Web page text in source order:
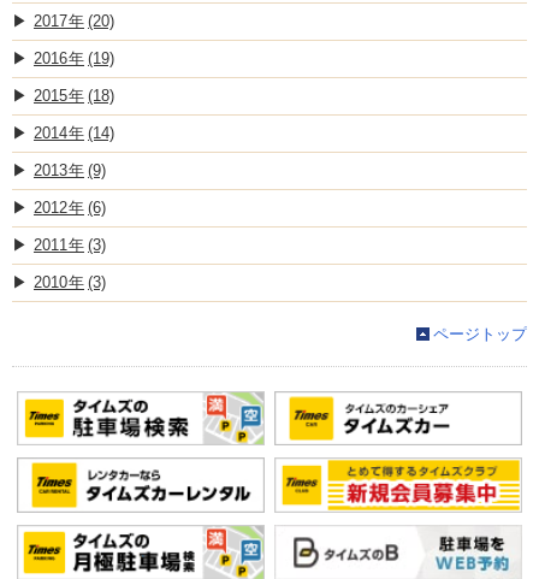
2017 (20)
2016 (19)
2015 (18)
2014 (14)
2013 (9)
2012 (6)
2011 (3)
2010 (3)
ページトップ